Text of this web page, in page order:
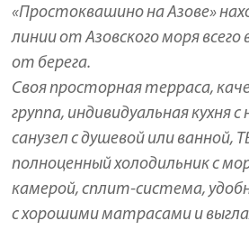
«Простоквашино на Азове»
линии от Азовского моря всего
от берега.
Своя просторная терраса,
группа, индивидуальная кухня
санузел с душевой или ванной,
полноценный холодильник с
камерой, сплит-система,
с хорошими матрасами и